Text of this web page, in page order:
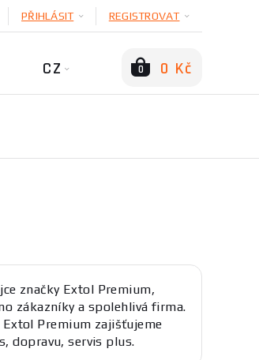
PŘIHLÁSIT REGISTROVAT
CZ 0 0 Kč
značky Extol Premium,
zákazníky a spolehlivá firma.
Premium zajišťujeme
dopravu, servis plus.